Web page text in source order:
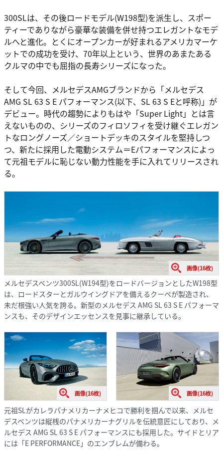
300SLは、その後ロードモデル(W198型)を派生し、スポー
ティーでありながら豪華な装備を併せ持つエレガントなモデ
ルへと進化。とくにオープンカーが好まれるアメリカマーケ
ットでの成功を受け、70年以上という、世界のあまたある
クルマの中でも屈指の長寿シリーズになった。
そして今回、メルセデスAMGブランドから「メルセデス
AMG SL 63 S E パフォーマンス(以下、SL 63 S Eと呼称)」が
デビュー。時代の趨勢によりもはや「Super Light」とは言
えないものの、シリーズのフィロソフィを受け継ぐエレガン
トなロングノーズ／ショートデッキのスタイルを堅持しつ
つ、新たに採用した電動システム＝Eパフォーマンスによっ
て元祖モデルに恥じない動力性能を手に入れてリリースされ
る。
画像(16枚)
メルセデスベンツ300SL(W194型)をロードバージョンとしたW198型
は、ロードスターとガルウイングドアを備えるクーペが製造され、
未だ根強い人気を誇る。新型のメルセデス AMG SL 63 S E パフォーマ
ンスも、そのデザインエッセンスを見事に継承している。
画像(16枚) 画像(16枚)
元祖SLがカレラパナメリカーナメヒコで勝利を掴んで以来、メルセ
デスベンツは縦桟のパナメリカーナグリルを伝統意匠にしており、メ
ルセデス AMG SL 63 S E パフォーマンスにも採用した。サイドとリア
には「E PERFORMANCE」のエンブレムが備わる。